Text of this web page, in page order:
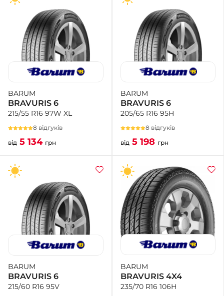
BARUM
BRAVURIS 6
215/55 R16 97W XL
8 відгуків
від 5 134 грн
BARUM
BRAVURIS 6
205/65 R16 95H
8 відгуків
від 5 198 грн
BARUM
BRAVURIS 6
215/60 R16 95V
BARUM
BRAVURIS 4X4
235/70 R16 106H